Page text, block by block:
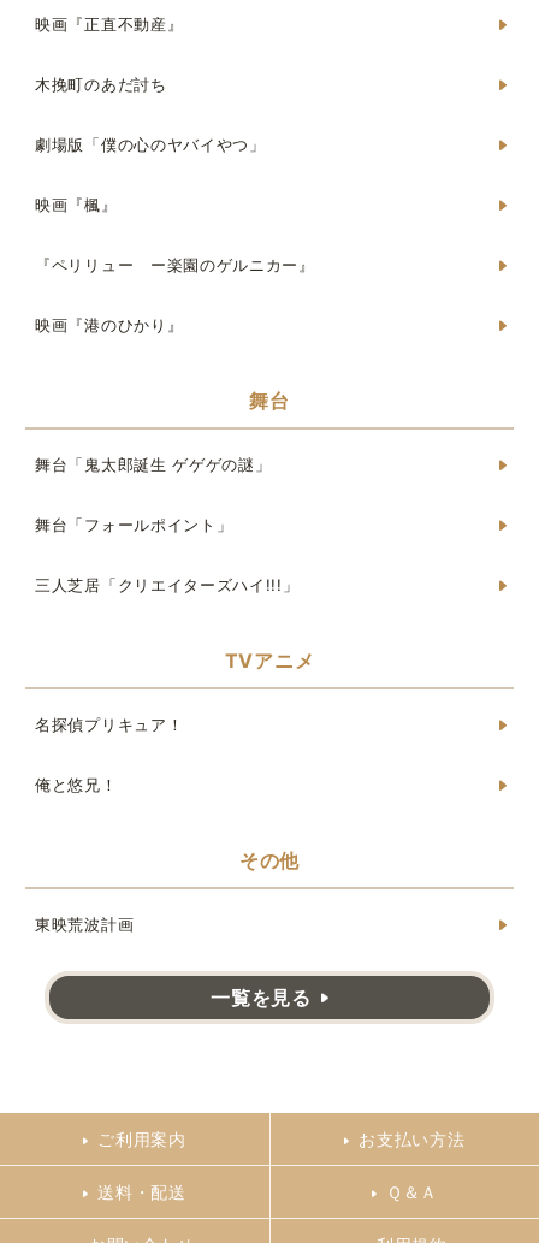
映画『正直不動産』
木挽町のあだ討ち
劇場版「僕の心のヤバイやつ」
映画『楓』
『ペリリュー ー楽園のゲルニカー』
映画『港のひかり』
舞台
舞台「鬼太郎誕生 ゲゲゲの謎」
舞台「フォールポイント」
三人芝居「クリエイターズハイ!!!」
TVアニメ
名探偵プリキュア！
俺と悠兄！
その他
東映荒波計画
一覧を見る
ご利用案内 お支払い方法
送料・配送 Ｑ＆Ａ